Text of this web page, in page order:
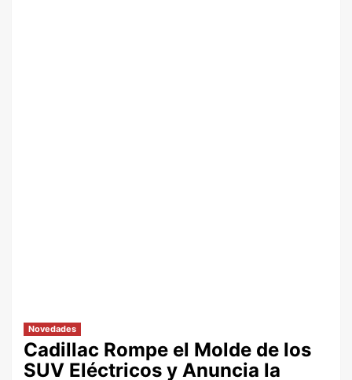
Novedades
Cadillac Rompe el Molde de los
SUV Eléctricos y Anuncia la